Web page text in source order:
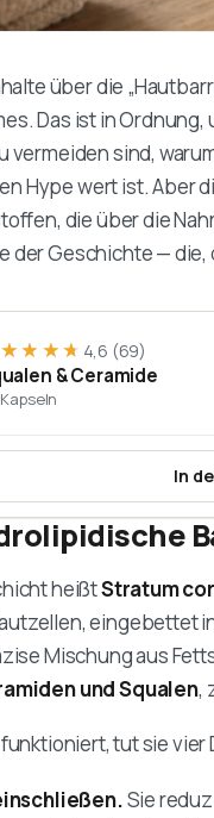
über die
Das ist in
vermeiden sind,
Hype wert ist. Aber
die über die
der Geschichte —
4,6 (69)
& Ceramide
In
heißtStratum
eingebettet
Mischung aus
und Squalen,
tut sie
Sie